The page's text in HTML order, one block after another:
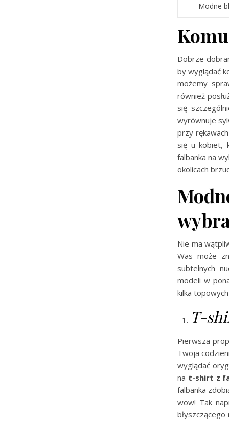
Modne
Dobrze
by wyglądać
możemy
również
się
wyrównuje
przy
się u kobiet,
falbanka na
okolicach
Nie ma
Was może
subtelnych
modeli w
kilka
T-
Pierwsza
Twoja
wyglądać
na t-shirt z
falbanka
wow! Tak